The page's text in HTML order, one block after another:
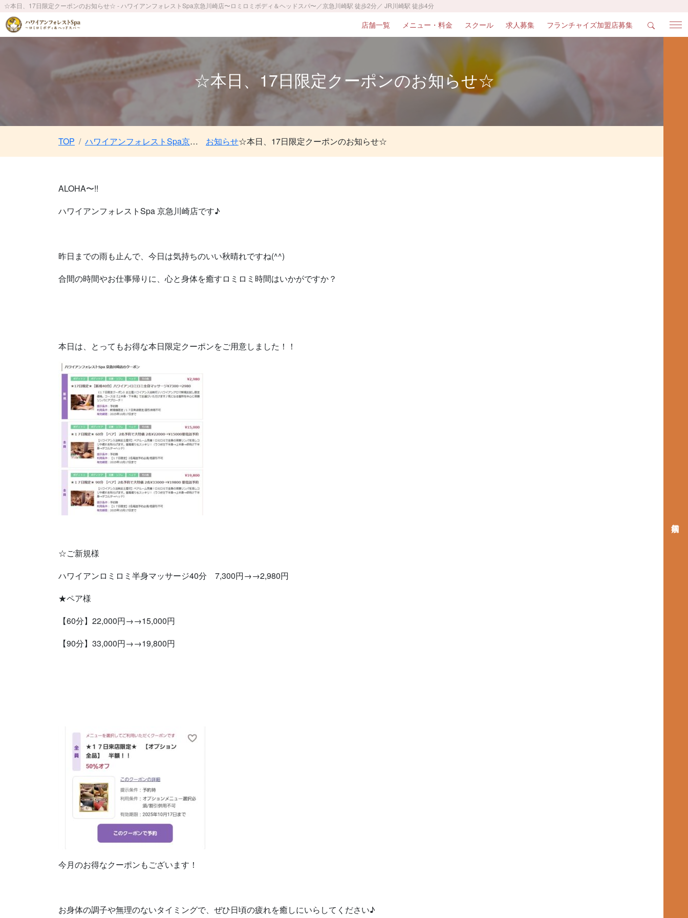
☆本日、17日限定クーポンのお知らせ☆ - ハワイアンフォレストSpa京急川崎店〜ロミロミボディ＆ヘッドスパ〜／京急川崎駅 徒歩2分／ JR川崎駅 徒歩4分
店舗一覧 メニュー・料金 スクール 求人募集 フランチャイズ加盟店募集
☆本日、17日限定クーポンのお知らせ☆
TOP ハワイアンフォレストSpa京急川崎店〜ロミロミボディ＆ヘッドスパ〜／京急川崎駅 徒歩2分／ JR川崎駅 徒歩4分 お知らせ☆本日、17日限定クーポンのお知らせ☆
ALOHA〜!!
ハワイアンフォレストSpa 京急川崎店です♪
昨日までの雨も止んで、今日は気持ちのいい秋晴れですね(^^)
合間の時間やお仕事帰りに、心と身体を癒すロミロミ時間はいかがですか？
本日は、とってもお得な本日限定クーポンをご用意しました！！
☆ご新規様
ハワイアンロミロミ半身マッサージ40分 7,300円→→2,980円
★ペア様
【60分】22,000円→→15,000円
【90分】33,000円→→19,800円
今月のお得なクーポンもございます！
お身体の調子や無理のないタイミングで、ぜひ日頃の疲れを癒しにいらしてください♪